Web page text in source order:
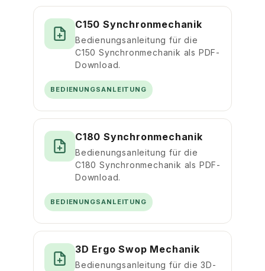
C150 Synchronmechanik
Bedienungsanleitung für die
C150 Synchronmechanik als PDF-
Download.
BEDIENUNGSANLEITUNG
C180 Synchronmechanik
Bedienungsanleitung für die
C180 Synchronmechanik als PDF-
Download.
BEDIENUNGSANLEITUNG
3D Ergo Swop Mechanik
Bedienungsanleitung für die 3D-